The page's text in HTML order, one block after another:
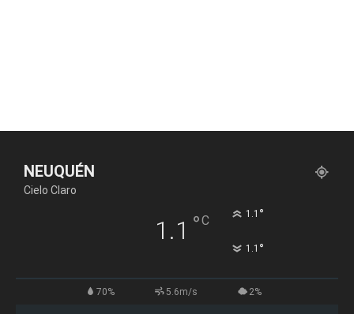
NEUQUÉN
Cielo Claro
1.1 °C 1.1 °
1.1 °
70% 5.6m/s 2%